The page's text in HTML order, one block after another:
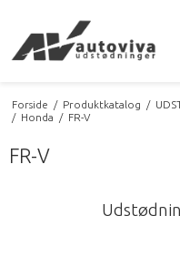
Forside / Produktkatalog /
/ Honda / FR-V
FR-V